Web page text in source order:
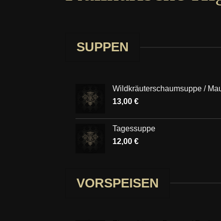
SUPPEN
Wildkräuterschaumsuppe /
13,00 €
Tagessuppe
12,00 €
VORSPEISEN